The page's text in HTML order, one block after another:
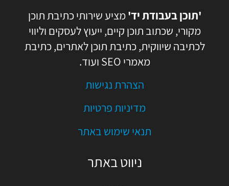
'תוכן בעבודת יד'מציע שירותי כתיבת תוכן
מקורי, שכתוב תוכן קיים, ייעוץ לעסקים וליווי
לכתיבה שיווקית, כתיבת תוכן לאתרים, כתיבת
מאמרי SEO ועוד.
הצהרת נגישות
מדיניות פרטיות
תנאי שימוש באתר
ניווט באתר